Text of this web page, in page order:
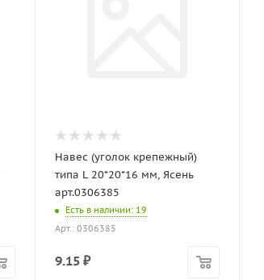
Навес (уголок крепежный)
типа L 20*20*16 мм, Ясень
арт.0306385
Есть в наличии: 19
Арт.: 0306385
9.15 ₽